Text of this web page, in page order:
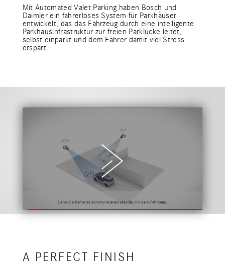
Mit Automated Valet Parking haben Bosch und
Daimler ein fahrerloses System für Parkhäuser
entwickelt, das das Fahrzeug durch eine intelligente
Parkhausinfrastruktur zur freien Parklücke leitet,
selbst einparkt und dem Fahrer damit viel Stress
erspart.
A PERFECT FINISH